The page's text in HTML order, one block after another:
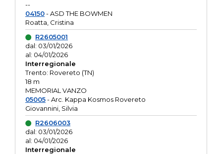
--
04150- ASD THE BOWMEN
Roatta, Cristina
R2605001
dal: 03/01/2026
al: 04/01/2026
Interregionale
Trento: Rovereto (TN)
18 m
MEMORIAL VANZO
05005- Arc. Kappa Kosmos Rovereto
Giovannini, Silvia
R2606003
dal: 03/01/2026
al: 04/01/2026
Interregionale